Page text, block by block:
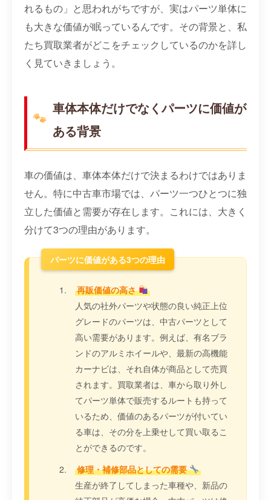
れるもの」と思われがちですが、実はパーツ単体に
も大きな価値が眠っているんです。その背景と、私
たち買取業者がどこをチェックしているのかを詳し
く見ていきましょう。
車体本体だけでなくパーツに価値が
ある背景
車の価値は、車体本体だけで決まるわけではありま
せん。特に中古車市場では、パーツ一つひとつに独
立した価値と需要が存在します。これには、大きく
分けて3つの理由があります。
パーツに価値がある3つの理由
再販価値の高さ
人気の社外パーツや状態の良い純正上位
グレードのパーツは、中古パーツとして
高い需要があります。例えば、有名ブラ
ンドのアルミホイールや、最新の高機能
カーナビは、それ自体が商品として売買
されます。買取業者は、車から取り外し
てパーツ単体で販売するルートも持って
いるため、価値のあるパーツが付いてい
る車は、その分を上乗せして買い取るこ
とができるのです。
修理・補修部品としての需要
生産が終了してしまった車種や、新品の